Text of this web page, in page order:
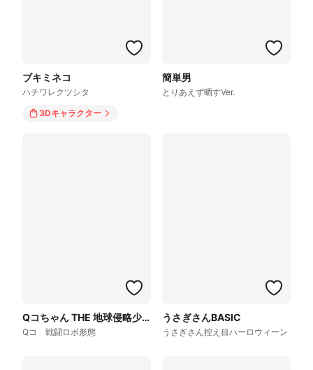
ブキミネコ
ハチワレクツシタ
3Dキャラクター
簡単男
とりあえず晒すVer.
Qコちゃん THE 地球侵略少女
Qコ 戦闘ロボ形態
うさぎさんBASIC
うさぎさん控え目ハーロウィーン